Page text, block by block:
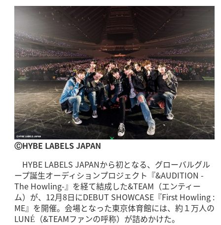
ⒸHYBE LABELS JAPAN
HYBE LABELS JAPANから初となる、グローバルグル
ープ誕生オーディションプロジェクト『&AUDITION -
The Howling-』を経て結成した&TEAM（エンティー
ム）が、12月8日にDEBUT SHOWCASE『First Howling :
ME』を開催。会場となった東京体育館には、約１万人の
LUNÉ（&TEAMファンの呼称）が詰めかけた。